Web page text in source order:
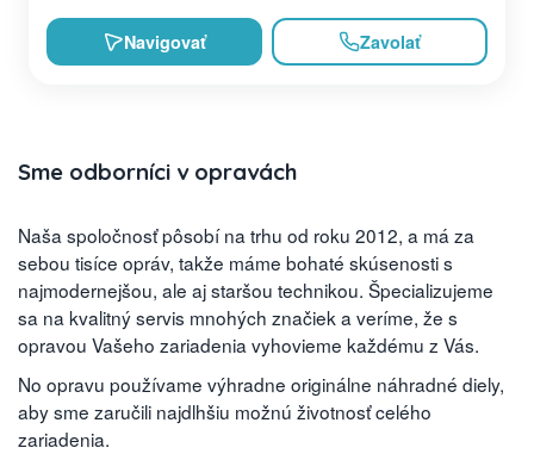
Navigovať Zavolať
Sme odborníci v opravách
Naša spoločnosť pôsobí na trhu od roku 2012, a má za
sebou tisíce opráv, takže máme bohaté skúsenosti s
najmodernejšou, ale aj staršou technikou. Špecializujeme
sa na kvalitný servis mnohých značiek a veríme, že s
opravou Vašeho zariadenia vyhovieme každému z Vás.
No opravu používame výhradne originálne náhradné diely,
aby sme zaručili najdlhšiu možnú životnosť celého
zariadenia.